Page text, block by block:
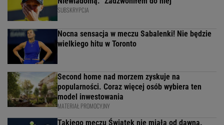
SUBSKRYPCJA
Nocna sensacja w meczu Sabalenki! Nie będzie
wielkiego hitu w Toronto
Second home nad morzem zyskuje na
popularności. Coraz więcej osób wybiera ten
model inwestowania
MATERIAŁ PROMOCYJNY
Takiego meczu Świątek nie miała od dawna.